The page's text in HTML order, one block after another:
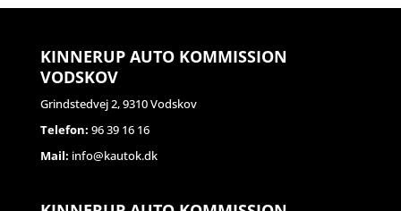
KINNERUP AUTO KOMMISSION
VODSKOV
Grindstedvej 2, 9310 Vodskov
Telefon: 96 39 16 16
Mail: info@kautok.dk